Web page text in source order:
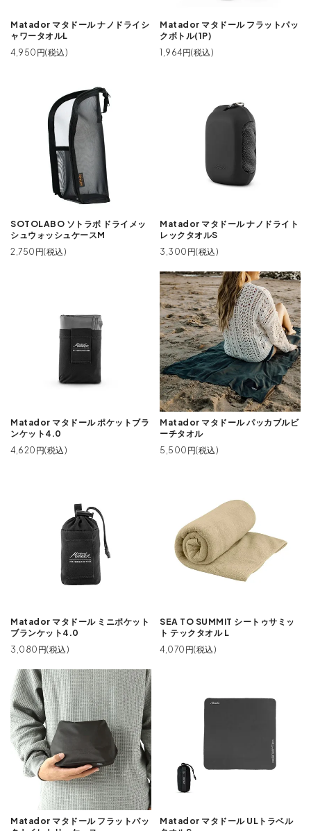
Matador マタドール ナノドライシ
ャワータオルL
4,950円(税込)
Matador マタドール フラットパッ
クボトル(1P)
1,964円(税込)
SOTOLABO ソトラボ ドライメッ
シュウォッシュケースM
2,750円(税込)
Matador マタドール ナノドライト
レックタオルS
3,300円(税込)
Matador マタドール ポケットブラ
ンケット4.0
4,620円(税込)
Matador マタドール パッカブルビ
ーチタオル
5,500円(税込)
Matador マタドール ミニポケット
ブランケット4.0
3,080円(税込)
SEA TO SUMMIT シートゥサミッ
ト テックタオル L
4,070円(税込)
Matador マタドール フラットパッ
Matador マタドール ULトラベル